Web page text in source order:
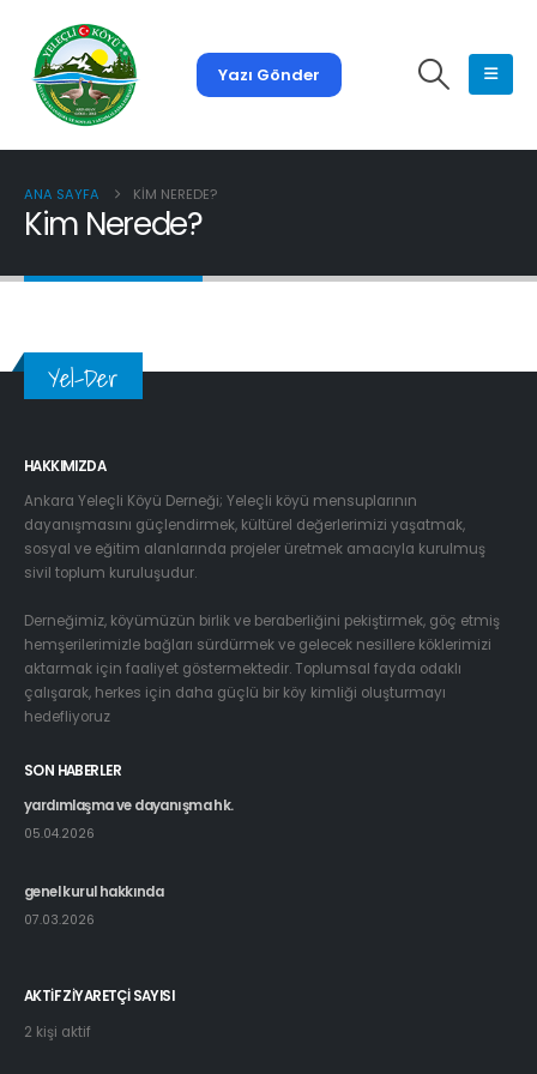
Yazı Gönder
ANA SAYFA KIM NEREDE?
Kim Nerede?
Yel-Der
HAKKIMIZDA
Ankara Yeleçli Köyü Derneği; Yeleçli köyü mensuplarının
dayanışmasını güçlendirmek, kültürel değerlerimizi yaşatmak,
sosyal ve eğitim alanlarında projeler üretmek amacıyla kurulmuş
sivil toplum kuruluşudur.
Derneğimiz, köyümüzün birlik ve beraberliğini pekiştirmek, göç etmiş
hemşerilerimizle bağları sürdürmek ve gelecek nesillere köklerimizi
aktarmak için faaliyet göstermektedir. Toplumsal fayda odaklı
çalışarak, herkes için daha güçlü bir köy kimliği oluşturmayı
hedefliyoruz
SON HABERLER
yardımlaşma ve dayanışma hk.
05.04.2026
genel kurul hakkında
07.03.2026
AKTIF ZIYARETÇI SAYISI
2 kişi aktif